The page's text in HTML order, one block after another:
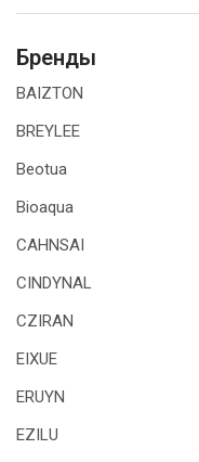
Бренды
BAIZTON
BREYLEE
Beotua
Bioaqua
CAHNSAI
CINDYNAL
CZIRAN
EIXUE
ERUYN
EZILU